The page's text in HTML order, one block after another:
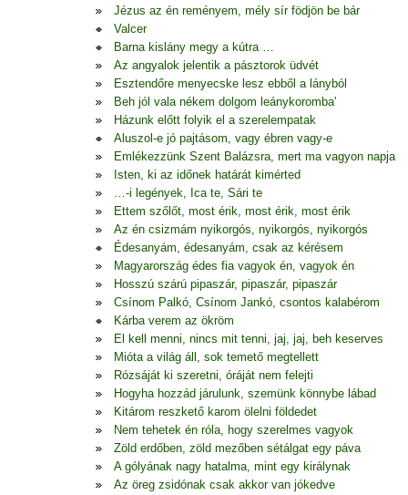
Jézus az én reményem, mély sír födjön be bár
Valcer
Barna kislány megy a kútra …
Az angyalok jelentik a pásztorok üdvét
Esztendőre menyecske lesz ebből a lányból
Beh jól vala nékem dolgom leánykoromba'
Házunk előtt folyik el a szerelempatak
Aluszol-e jó pajtásom, vagy ébren vagy-e
Emlékezzünk Szent Balázsra, mert ma vagyon napja
Isten, ki az időnek határát kimérted
…-i legények, Ica te, Sári te
Ettem szőlőt, most érik, most érik, most érik
Az én csizmám nyikorgós, nyikorgós, nyikorgós
Édesanyám, édesanyám, csak az kérésem
Magyarország édes fia vagyok én, vagyok én
Hosszú szárú pipaszár, pipaszár, pipaszár
Csínom Palkó, Csínom Jankó, csontos kalabérom
Kárba verem az ökröm
El kell menni, nincs mit tenni, jaj, jaj, beh keserves
Mióta a világ áll, sok temető megtellett
Rózsáját ki szeretni, óráját nem felejti
Hogyha hozzád járulunk, szemünk könnybe lábad
Kitárom reszkető karom ölelni földedet
Nem tehetek én róla, hogy szerelmes vagyok
Zöld erdőben, zöld mezőben sétálgat egy páva
A gólyának nagy hatalma, mint egy királynak
Az öreg zsidónak csak akkor van jókedve